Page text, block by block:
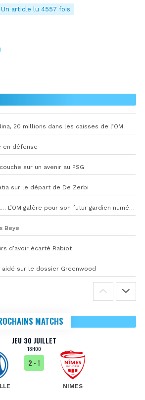
Un article lu 4557 fois
20 millions dans les caisses de l’OM
en défense
sur un avenir au PSG
sur le départ de De Zerbi
Restes, Atubolu, Bulka… L’OM galère pour son futur gardien numéro 1
Beye
d’avoir écarté Rabiot
aidé sur le dossier Greenwood
MATCHS
JEU 30 JUILLET
18H00
2 - 1
NIMES